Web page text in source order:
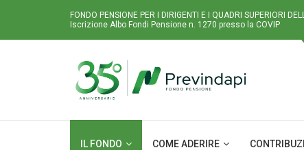
FONDO PENSIONE PER I DIRIGENTI E I QUADRI SUPERIORI
Iscrizione Albo Fondi Pensione n. 1270 presso la COVIP
IL FONDO COME ADERIRE